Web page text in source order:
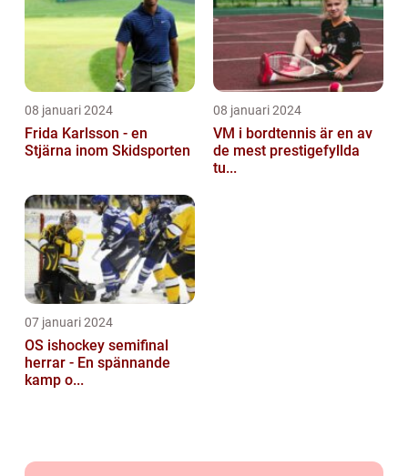
08 januari 2024
Frida Karlsson - en
Stjärna inom Skidsporten
08 januari 2024
VM i bordtennis är en av
de mest prestigefyllda
tu...
07 januari 2024
OS ishockey semifinal
herrar - En spännande
kamp o...